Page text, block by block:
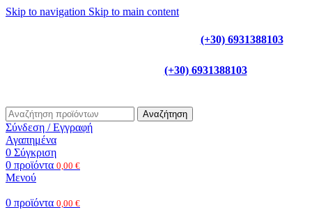
Skip to navigation Skip to main content
(+30) 6931388103
(+30) 6931388103
Αναζήτηση
Σύνδεση / Εγγραφή
Αγαπημένα
0 Σύγκριση
0 προϊόντα 0,00 €
Μενού
0 προϊόντα 0,00 €